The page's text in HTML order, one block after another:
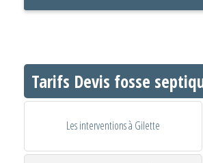
Tarifs Devis fosse
Les interventions à Gilette